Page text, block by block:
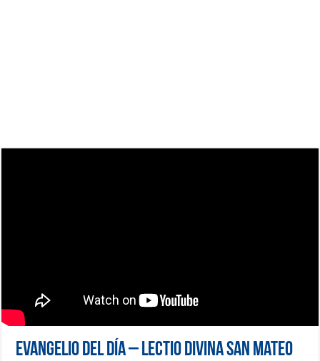
Evangelio del día – Lectio Divina San Mateo